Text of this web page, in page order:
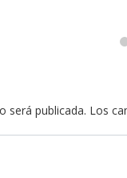
será publicada. Los